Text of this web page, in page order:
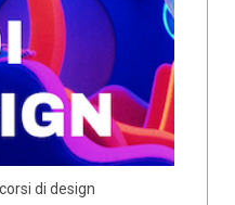
di design